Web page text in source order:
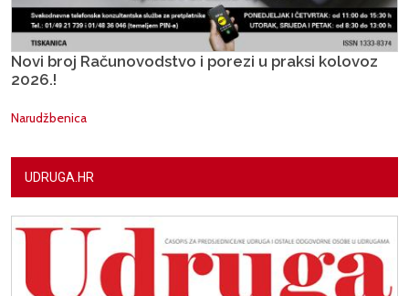
Novi broj Računovodstvo i porezi u praksi kolovoz
2026.!
Narudžbenica
UDRUGA.HR